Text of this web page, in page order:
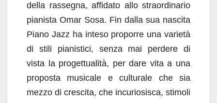
della rassegna, affidato allo straordinario
pianista Omar Sosa. Fin dalla sua nascita
Piano Jazz ha inteso proporre una varietà
di stili pianistici, senza mai perdere di
vista la progettualità, per dare vita a una
proposta musicale e culturale che sia
mezzo di crescita, che incuriosisca, stimoli